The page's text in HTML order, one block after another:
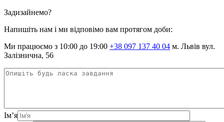
Задизайнемо?
Напишіть нам і ми відповімо вам протягом доби:
Ми працюємо з 10:00 до 19:00 +38 097 137 40 04 м. Львів вул.
Залізнична, 56
Ім’я